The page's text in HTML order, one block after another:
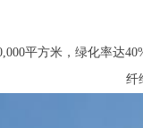
平方米，绿化率达
纤